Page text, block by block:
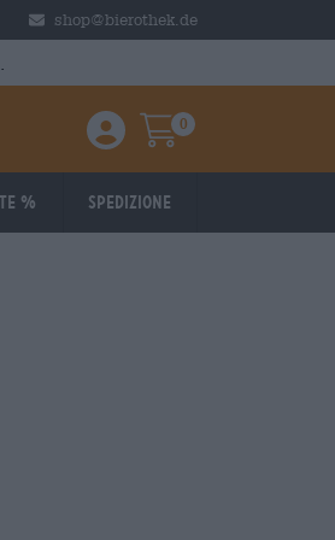
shop@bierothek.de
Einloggen / Anmelden
Warenkorb
0
% Spedizione